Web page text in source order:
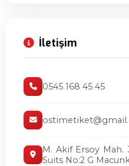
İletişim
0545 168 45 45
M. Akif Ersoy Mah.
Suits No:2 G